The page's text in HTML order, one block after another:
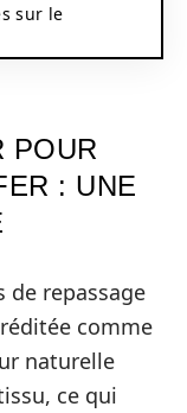
sur le
POUR
: UNE
de repassage
comme
naturelle
ce qui